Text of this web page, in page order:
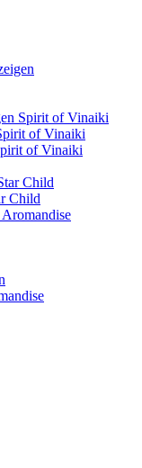
Spirit of Vinaiki
of Vinaiki
of Vinaiki
Child
Child